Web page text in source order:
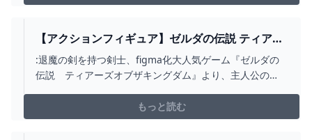
【アクションフィギュア】ゼルダの伝説 ティアー
ズ オブ ザ キングダム FIGMA リンク ティアーズ
オブ ザ キングダムVER. DXエディション【送料無
:退魔の剣を持つ剣士、figma化大人気ゲーム『ゼルダの
伝説 ティアーズオブザキングダム』より、主人公の
顔」「微笑み顔」「叫び顔」オプションパーツ：「マス
ターソード」「ハイリアの盾」「ハ…
もっと読む